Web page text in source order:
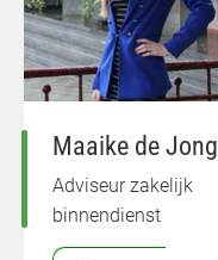
Maaike de Jong
Adviseur zakelijk
binnendienst